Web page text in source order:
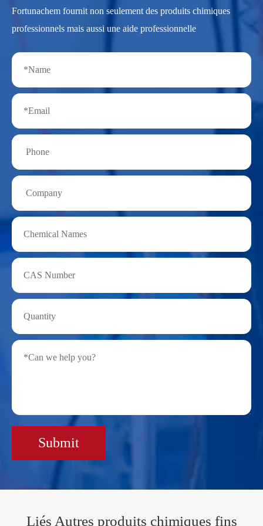
Fortunachem fournit non seulement des produits chimiques
professionnels mais aussi une aide professionnelle
Submit
Liés Autres produits chimiques fins